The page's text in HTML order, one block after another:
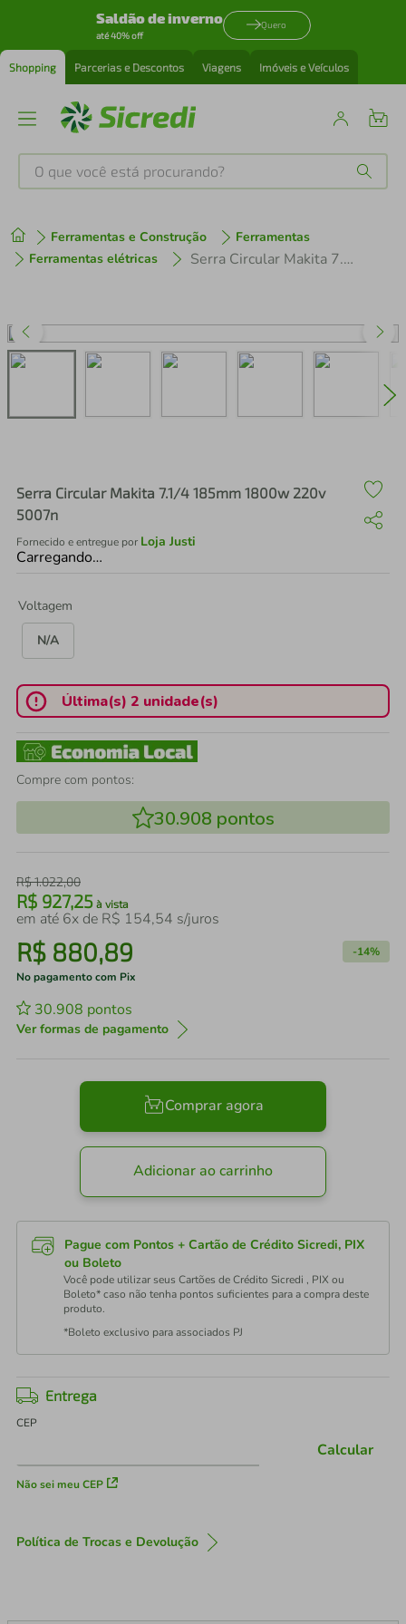
Saldão de inverno
até 40% off
Quero
Shopping Parcerias e Descontos Viagens Imóveis e Veículos
O que você está procurando?
Ferramentas e Construção
Ferramentas
Ferramentas elétricas
Serra Circular Makita 7.1/4 185mm 1800w 220v 5007n
Serra Circular Makita 7.1/4 185mm 1800w 220v
5007n
Fornecido e entregue por Loja Justi
Carregando…
Voltagem
N/A
Última(s) 2 unidade(s)
Compre com pontos:
30.908 pontos
R$1.022,00
R$ 927,25 à vista
em até 6x de R$ 154,54 s/juros
R$ 880,89 -14%
No pagamento com Pix
30.908 pontos
Ver formas de pagamento
Comprar agora
Adicionar ao carrinho
Pague com Pontos + Cartão de Crédito Sicredi, PIX
ou Boleto
Você pode utilizar seus Cartões de Crédito Sicredi , PIX ou
Boleto* caso não tenha pontos suficientes para a compra deste
produto.
*Boleto exclusivo para associados PJ
Entrega
CEP
Não sei meu CEP
Calcular
Política de Trocas e Devolução
1º tenis
3º perfume